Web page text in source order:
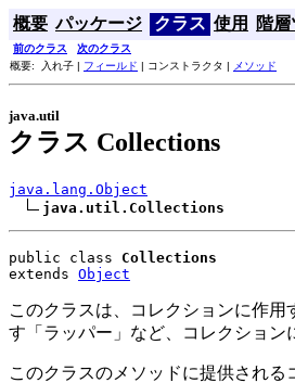
概要 パッケージ クラス 使用 階
前のクラス 次のクラス
概要: 入れ子 | フィールド | コンストラクタ | メソッド
java.util
クラス Collections
java.lang.Object
java.util.Collections
public class Collections
extends Object
このクラスは、コレクションに作
す「ラッパー」など、コレクション
このクラスのメソッドに提供され